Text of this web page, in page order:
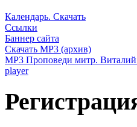
Календарь. Скачать
Ссылки
Баннер сайта
Скачать MP3 (архив)
MP3 Проповеди митр.
player